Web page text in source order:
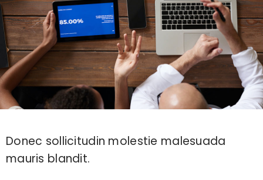
Donec sollicitudin molestie malesuada
mauris blandit.